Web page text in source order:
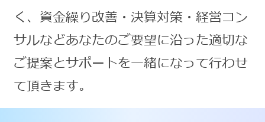
く、資金繰り改善・決算対策・経営コン
サルなどあなたのご要望に沿った適切な
ご提案とサポートを一緒になって行わせ
て頂きます。